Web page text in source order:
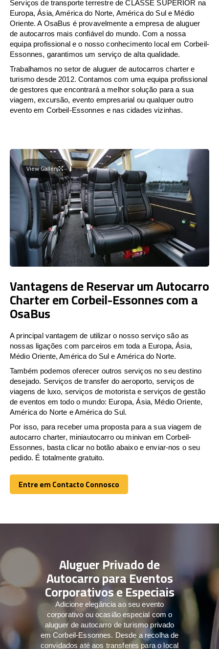
Serviços de transporte terrestre de CLASSE SUPERIOR na
Europa, Ásia, América do Norte, América do Sul e Médio
Oriente. A OsaBus é provavelmente a empresa de aluguer
de autocarros mais confiável do mundo. Com a nossa
equipa profissional e o nosso conhecimento local em Corbeil-
Essonnes, garantimos um serviço de alta qualidade.
Trabalhamos no setor de aluguer de autocarros charter e
turismo desde 2012. Contamos com uma equipa profissional
de gestores que encontrará a melhor solução para a sua
viagem, excursão, evento empresarial ou qualquer outro
evento em Corbeil-Essonnes e nas cidades vizinhas.
View Gallery
Vantagens de Reservar um Autocarro
Charter em Corbeil-Essonnes com a
OsaBus
A principal vantagem de utilizar o nosso serviço são as
nossas ligações com parceiros em toda a Europa, Ásia,
Médio Oriente, América do Sul e América do Norte.
Também podemos oferecer outros serviços no seu destino
desejado. Serviços de transfer do aeroporto, serviços de
viagens de luxo, serviços de motorista e serviços de gestão
de eventos em todo o mundo: Europa, Ásia, Médio Oriente,
América do Norte e América do Sul.
Por isso, para receber uma proposta para a sua viagem de
autocarro charter, miniautocarro ou minivan em Corbeil-
Essonnes, basta clicar no botão abaixo e enviar-nos o seu
pedido. É totalmente gratuito.
Entre em Contacto Connosco
Entre em Contacto Connosco
Aluguer Privado de
Autocarro para Eventos
Corporativos e Especiais
Adicione elegância ao seu evento
corporativo ou ocasião especial com o
aluguer de autocarro de turismo privado
em Corbeil-Essonnes. Desde a recolha de
convidados até aos transferes para o local